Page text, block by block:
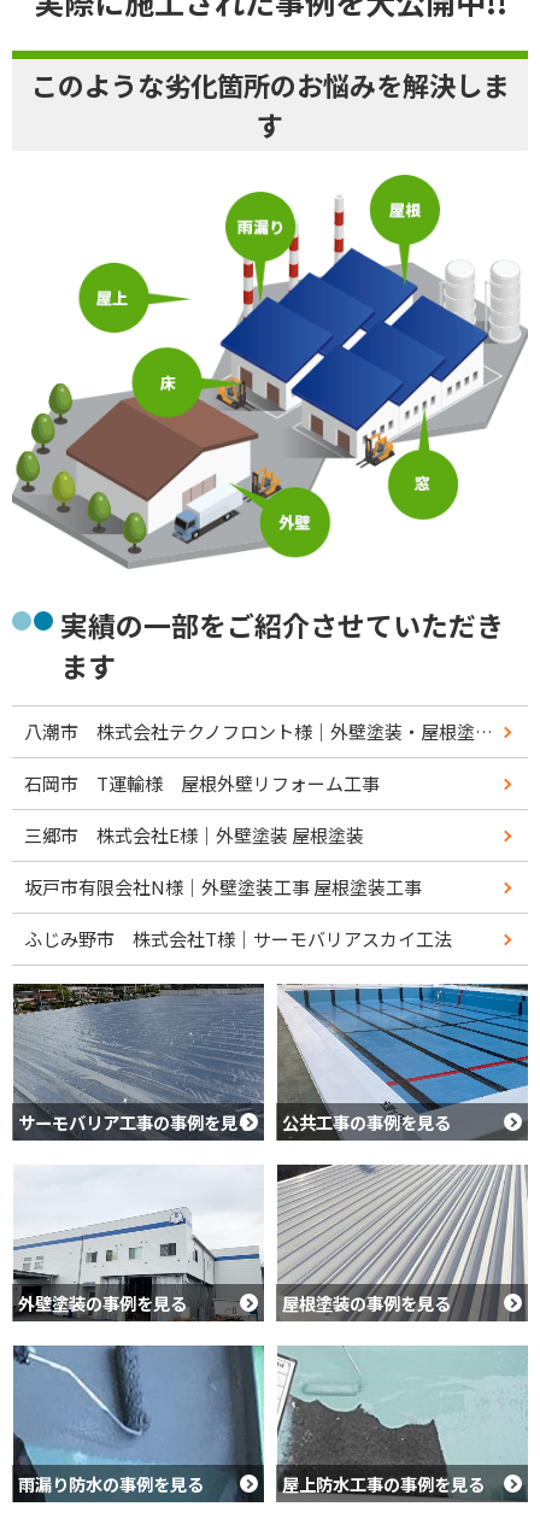
このような劣化箇所のお悩みを解決しま
す
実績の一部をご紹介させていただき
ます
八潮市 株式会社テクノフロント様｜外壁塗装・屋根塗装リフォーム工事
石岡市 T運輸様 屋根外壁リフォーム工事
三郷市 株式会社E様｜外壁塗装 屋根塗装
坂戸市有限会社N様｜外壁塗装工事 屋根塗装工事
ふじみ野市 株式会社T様｜サーモバリアスカイ工法
サーモバリア工事の事例を見る 公共工事の事例を見る
外壁塗装の事例を見る 屋根塗装の事例を見る
雨漏り防水の事例を見る 屋上防水工事の事例を見る